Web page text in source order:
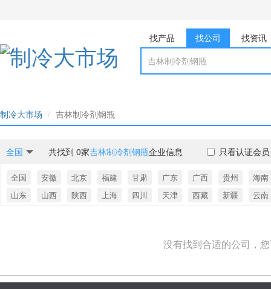
找产品 找公司 找资讯
制冷大市场 吉林制冷剂钢瓶
共找到 0家吉林制冷剂钢瓶企业信息 只看认证会员
全国
全国 安徽 北京 福建 甘肃 广东 广西 贵州
海南
山东
山西 陕西 上海 四川 天津 西藏 新疆 云南
没有找到合适的公司，